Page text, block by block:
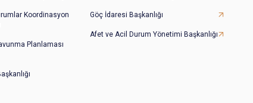
Koordinasyon
Planlaması
Göç İdaresi Başkanlığı
Afet ve Acil Durum Yönetimi Başkanlığı